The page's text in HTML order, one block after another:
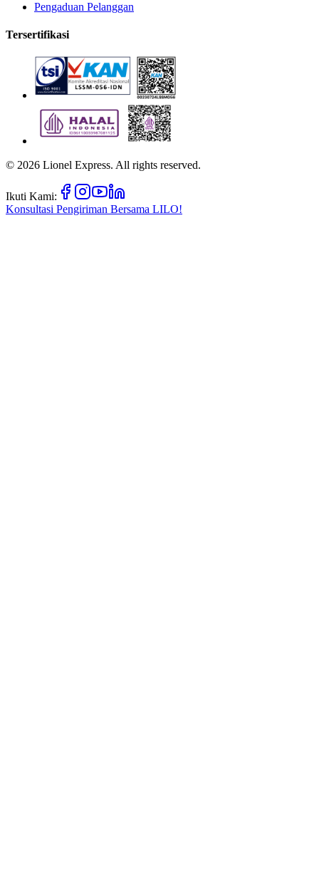
Pengaduan Pelanggan
Tersertifikasi
© 2026 Lionel Express. All rights reserved.
Ikuti Kami:
Konsultasi Pengiriman Bersama LILO!